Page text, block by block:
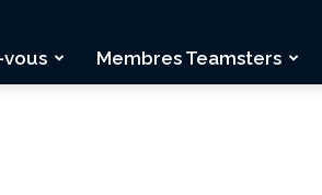
Membres Teamsters